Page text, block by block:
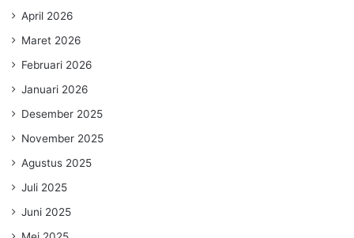
April 2026
Maret 2026
Februari 2026
Januari 2026
Desember 2025
November 2025
Agustus 2025
Juli 2025
Juni 2025